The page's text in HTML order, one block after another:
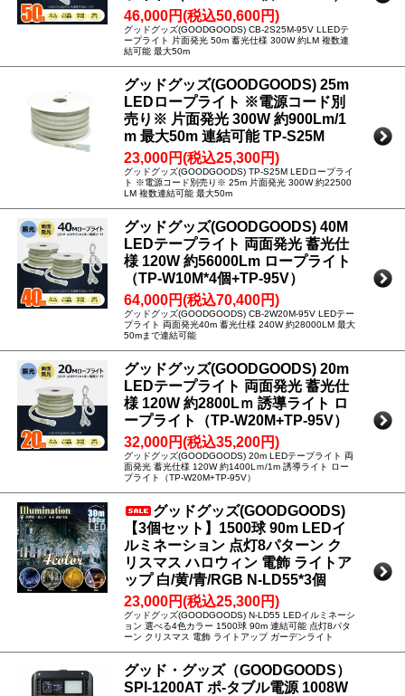
46,000円(税込50,600円)
グッドグッズ(GOODGOODS) CB-2S25M-95V LLEDテ
ープライト 片面発光 50m 蓄光仕様 300W 約LM 複数連
結可能 最大50m
グッドグッズ(GOODGOODS) 25m
LEDロープライト ※電源コード別
売り※ 片面発光 300W 約900Lm/1
m 最大50m 連結可能 TP-S25M
23,000円(税込25,300円)
グッドグッズ(GOODGOODS) TP-S25M LEDロープライ
ト ※電源コード別売り※ 25m 片面発光 300W 約22500
LM 複数連結可能 最大50m
グッドグッズ(GOODGOODS) 40M
LEDテープライト 両面発光 蓄光仕
様 120W 約56000Lm ロープライト
（TP-W10M*4個+TP-95V）
64,000円(税込70,400円)
グッドグッズ(GOODGOODS) CB-2W20M-95V LEDテー
プライト 両面発光40m 蓄光仕様 240W 約28000LM 最大
50mまで連結可能
グッドグッズ(GOODGOODS) 20m
LEDテープライト 両面発光 蓄光仕
様 120W 約2800Lｍ 誘導ライト ロ
ープライト（TP-W20M+TP-95V）
32,000円(税込35,200円)
グッドグッズ(GOODGOODS) 20m LEDテープライト 両
面発光 蓄光仕様 120W 約1400Lｍ/1m 誘導ライト ロー
プライト（TP-W20M+TP-95V）
グッドグッズ(GOODGOODS)
【3個セット】1500球 90m LEDイ
ルミネーション 点灯8パターン ク
リスマス ハロウィン 電飾 ライトア
ップ 白/黄/青/RGB N-LD55*3個
23,000円(税込25,300円)
グッドグッズ(GOODGOODS) N-LD55 LEDイルミネーシ
ョン 選べる4色カラー 1500球 90m 連結可能 点灯8パタ
ーン クリスマス 電飾 ライトアップ ガーデンライト
グッド・グッズ（GOODGOODS）
SPI-1200AT ポ-タブル電源 1008W